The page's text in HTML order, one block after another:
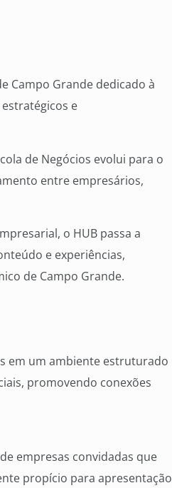
Campo Grande dedicado à
e
de Negócios evolui para o
entre empresários,
o HUB passa a
e experiências,
de Campo Grande.
em um ambiente estruturado
promovendo conexões
empresas convidadas que
propício para apresentação